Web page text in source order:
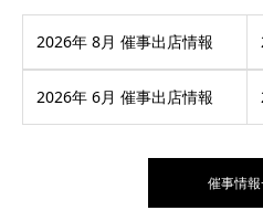
2026年 8月 催事出店情報
2026年 6月 催事出店情報
催事情